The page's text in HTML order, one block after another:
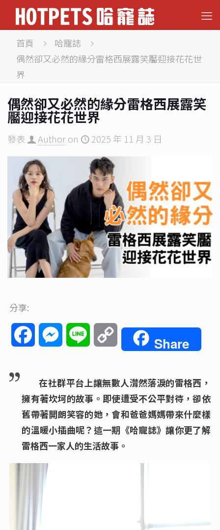
首頁
哈寵誌
偶然卻又必然的緣分雷格西展露笑靨迎接花花世
界
偶然卻又必然的緣分雷格西展露笑
靨迎接花花世界
發表 Authoron 2025 年 11 月 3 日
分享:
FacebookMessenger
Line
Copy
Share
在社群平台上讓無數人潸然落淚的雷格西，
擁有著坎坷的故事。即使遭受不公平對待，卻依
舊帶著開朗笑容的她，會和爸爸媽媽帶來什麼樣
的溫暖小插曲呢？這一期《哈寵誌》讓你更了解
雷格西一家人的生活故事。